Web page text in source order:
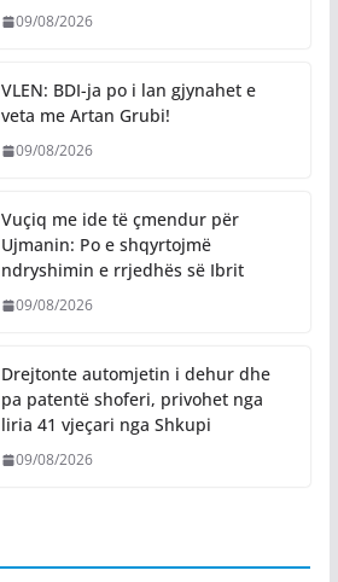
09/08/2026
VLEN: BDI-ja po i lan gjynahet e
veta me Artan Grubi!
09/08/2026
​Vuçiq me ide të çmendur për
Ujmanin: Po e shqyrtojmë
ndryshimin e rrjedhës së Ibrit
09/08/2026
Drejtonte automjetin i dehur dhe
pa patentë shoferi, privohet nga
liria 41 vjeçari nga Shkupi
09/08/2026